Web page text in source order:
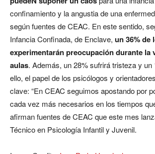
confinamiento y la angustia de una
según fuentes de CEAC. En este sentido,
Infancia Confinada, de Enclave, un 36% de
experimentarán preocupación durante la
aulas. Además, un 28% sufrirá tristeza y un
ello, el papel de los psicólogos y
clave: “En CEAC seguimos apostando por
cada vez más necesarios en los tiempos
afirman fuentes de CEAC que este mes
Técnico en Psicología Infantil y Juvenil.